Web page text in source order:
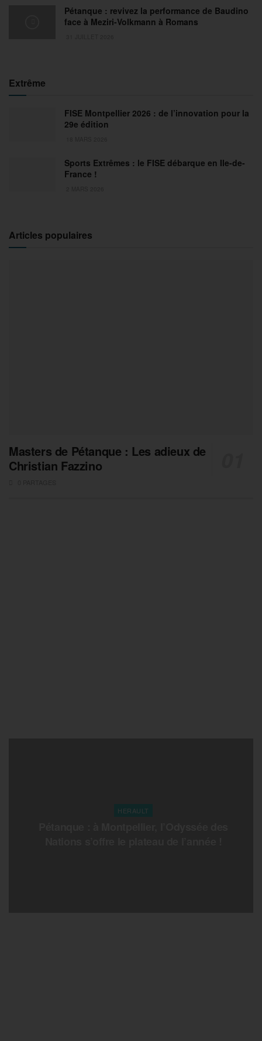
Pétanque : revivez la performance de Baudino
face à Meziri-Volkmann à Romans
Extrême
FISE Montpellier 2026 : de l’innovation pour la
29e édition
Sports Extrêmes : le FISE débarque en Ile-de-
France !
Articles populaires
Masters de Pétanque : Les adieux de
Christian Fazzino
HERAULT